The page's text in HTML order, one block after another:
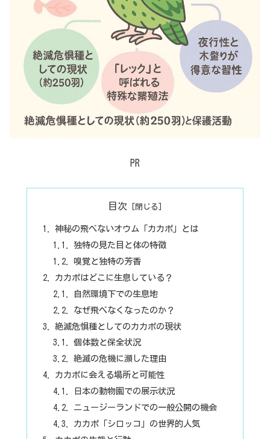
PR
目次
神秘の飛べないオウム「カカポ」とは
独特の見た目と体の特徴
嗅覚と独特の芳香
カカポはどこに生息している？
自然環境下での生息地
なぜ飛べなくなったのか？
絶滅危惧種としてのカカポの現状
個体数と保全状況
絶滅の危機に瀕した理由
カカポに会える場所と可能性
日本の動物園での展示状況
ニュージーランドでの一般公開の機会
カカポ「シロッコ」の世界的人気